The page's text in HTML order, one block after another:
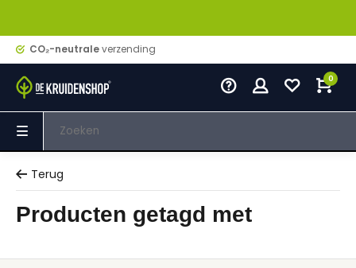
CO₂-neutraleverzending
0
Terug
Producten getagd met